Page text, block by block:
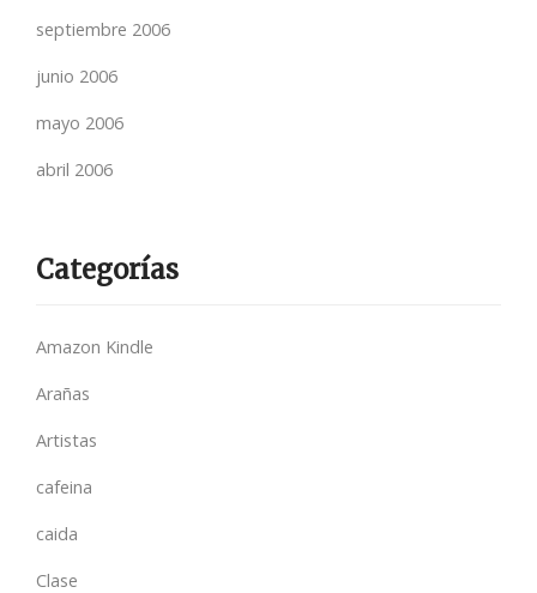
septiembre 2006
junio 2006
mayo 2006
abril 2006
Categorías
Amazon Kindle
Arañas
Artistas
cafeina
caida
Clase